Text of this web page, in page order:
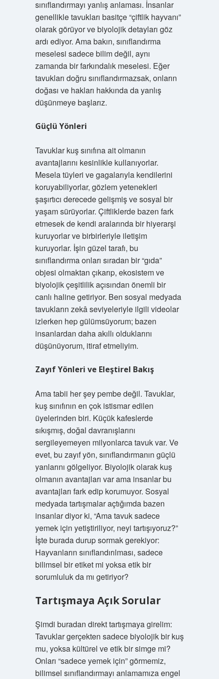
sınıflandırmayı yanlış anlaması. İnsanlar
genellikle tavukları basitçe “çiftlik hayvanı”
olarak görüyor ve biyolojik detayları göz
ardı ediyor. Ama bakın, sınıflandırma
meselesi sadece bilim değil, aynı
zamanda bir farkındalık meselesi. Eğer
tavukları doğru sınıflandırmazsak, onların
doğası ve hakları hakkında da yanlış
düşünmeye başlarız.
Güçlü Yönleri
Tavuklar kuş sınıfına ait olmanın
avantajlarını kesinlikle kullanıyorlar.
Mesela tüyleri ve gagalarıyla kendilerini
koruyabiliyorlar, gözlem yetenekleri
şaşırtıcı derecede gelişmiş ve sosyal bir
yaşam sürüyorlar. Çiftliklerde bazen fark
etmesek de kendi aralarında bir hiyerarşi
kuruyorlar ve birbirleriyle iletişim
kuruyorlar. İşin güzel tarafı, bu
sınıflandırma onları sıradan bir “gıda”
objesi olmaktan çıkarıp, ekosistem ve
biyolojik çeşitlilik açısından önemli bir
canlı haline getiriyor. Ben sosyal medyada
tavukların zekâ seviyeleriyle ilgili videolar
izlerken hep gülümsüyorum; bazen
insanlardan daha akıllı olduklarını
düşünüyorum, itiraf etmeliyim.
Zayıf Yönleri ve Eleştirel Bakış
Ama tabii her şey pembe değil. Tavuklar,
kuş sınıfının en çok istismar edilen
üyelerinden biri. Küçük kafeslerde
sıkışmış, doğal davranışlarını
sergileyemeyen milyonlarca tavuk var. Ve
evet, bu zayıf yön, sınıflandırmanın güçlü
yanlarını gölgeliyor. Biyolojik olarak kuş
olmanın avantajları var ama insanlar bu
avantajları fark edip korumuyor. Sosyal
medyada tartışmalar açtığımda bazen
insanlar diyor ki, “Ama tavuk sadece
yemek için yetiştiriliyor, neyi tartışıyoruz?”
İşte burada durup sormak gerekiyor:
Hayvanların sınıflandırılması, sadece
bilimsel bir etiket mi yoksa etik bir
sorumluluk da mı getiriyor?
Tartışmaya Açık Sorular
Şimdi buradan direkt tartışmaya girelim:
Tavuklar gerçekten sadece biyolojik bir kuş
mu, yoksa kültürel ve etik bir simge mi?
Onları “sadece yemek için” görmemiz,
bilimsel sınıflandırmayı anlamamıza engel